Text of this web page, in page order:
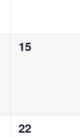
0
15
0
22